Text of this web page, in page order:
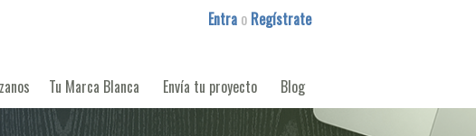
Entra o Regístrate
Tu Marca Blanca Envía tu proyecto Blog